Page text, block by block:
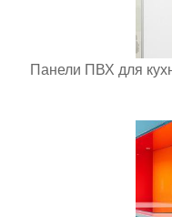
Панели ПВХ для